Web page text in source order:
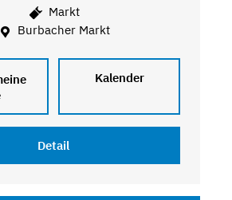
Markt
Burbacher Markt
Kalender
Detail